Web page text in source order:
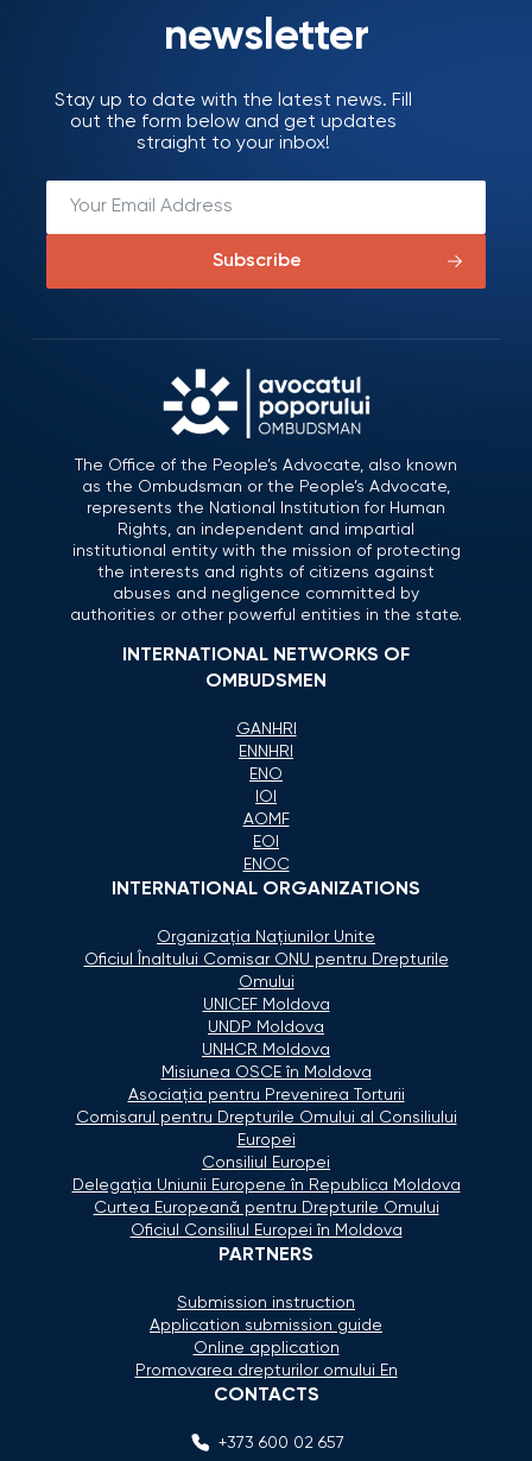
newsletter
Stay up to date with the latest news. Fill
out the form below and get updates
straight to your inbox!
Subscribe
The Office of the People’s Advocate, also known
as the Ombudsman or the People’s Advocate,
represents the National Institution for Human
Rights, an independent and impartial
institutional entity with the mission of protecting
the interests and rights of citizens against
abuses and negligence committed by
authorities or other powerful entities in the state.
INTERNATIONAL NETWORKS OF
OMBUDSMEN
GANHRI
ENNHRI
ENO
IOI
AOMF
EOI
ENOC
INTERNATIONAL ORGANIZATIONS
Organizaţia Naţiunilor Unite
Oficiul Înaltului Comisar ONU pentru Drepturile
Omului
UNICEF Moldova
UNDP Moldova
UNHCR Moldova
Misiunea OSCE în Moldova
Asociaţia pentru Prevenirea Torturii
Comisarul pentru Drepturile Omului al Consiliului
Europei
Consiliul Europei
Delegaţia Uniunii Europene în Republica Moldova
Curtea Europeană pentru Drepturile Omului
Oficiul Consiliul Europei în Moldova
PARTNERS
Submission instruction
Application submission guide
Online application
Promovarea drepturilor omului En
CONTACTS
+373 600 02 657